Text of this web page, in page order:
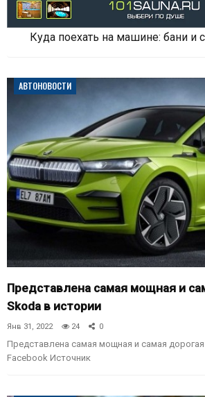
Куда поехать на машине: бани и
АВТОНОВОСТИ
Представлена самая мощная и
Skoda в истории
Янв 31, 2022 24 0
Представлена самая мощная и самая
Facebook Источник